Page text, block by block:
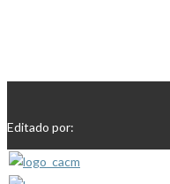
Editado por: